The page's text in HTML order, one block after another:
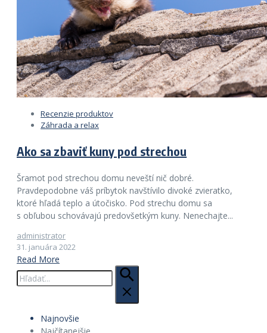
Recenzie produktov
Záhrada a relax
Ako sa zbaviť kuny pod strechou
Šramot pod strechou domu neveští nič dobré.
Pravdepodobne váš príbytok navštívilo divoké zvieratko,
ktoré hľadá teplo a útočisko. Pod strechu domu sa
s obľubou schovávajú predovšetkým kuny. Nenechajte...
administrator
31. januára 2022
Read More
Hľadať:
Najnovšie
Najčítanejšie